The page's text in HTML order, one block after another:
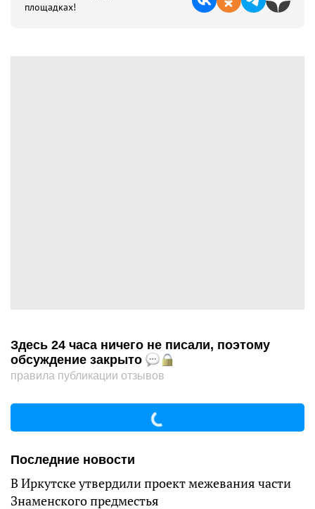
площадках!
Здесь 24 часа ничего не писали, поэтому
обсуждение закрыто
правила публикации отзывов
Последние новости
В Иркутске утвердили проект межевания части
Знаменского предместья